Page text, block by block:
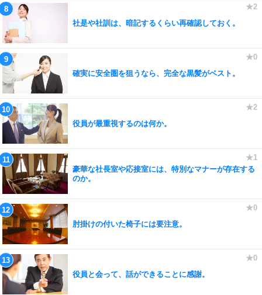
社是や社訓は、暗記するくらい再確認しておく。
確実に安全圏を狙うなら、完全な黒髪がベスト。
役員が最重視するのは何か。
豪華な社長室や応接室には、特別なマナーが存在する
のか。
肘掛けの付いた椅子には要注意。
役員と会って、話ができることに感謝。